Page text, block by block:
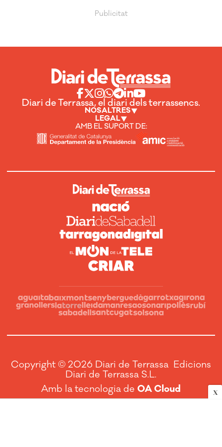
X
Diari de Terrassa, el diari dels terrassencs.
NOSALTRES
LEGAL
AMB EL SUPORT DE:
Copyright © 2026 Diari de Terrassa Edicions
Diari de Terrassa S.L.
Amb la tecnologia de OA Cloud